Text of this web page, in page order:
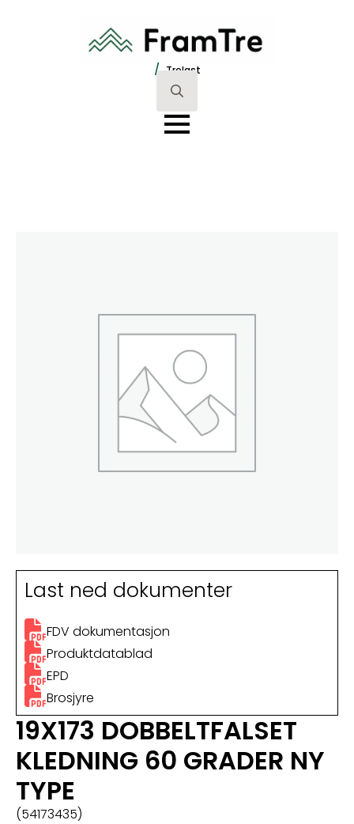
/ Trelast
Search
for:
Last ned dokumenter
FDV dokumentasjon
Produktdatablad
EPD
Brosjyre
19X173 DOBBELTFALSET
KLEDNING 60 GRADER NY
TYPE
(54173435)